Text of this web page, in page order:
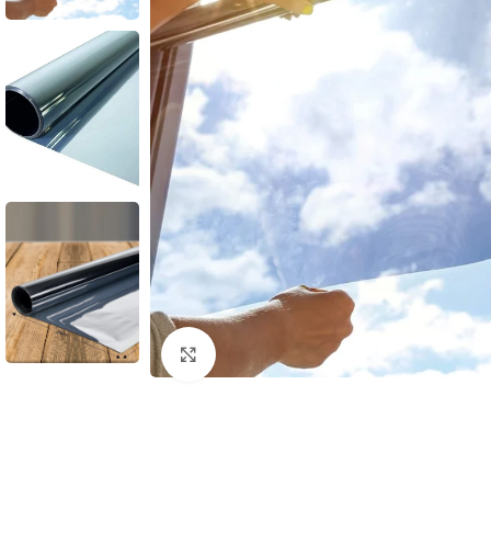
Click to enlarge